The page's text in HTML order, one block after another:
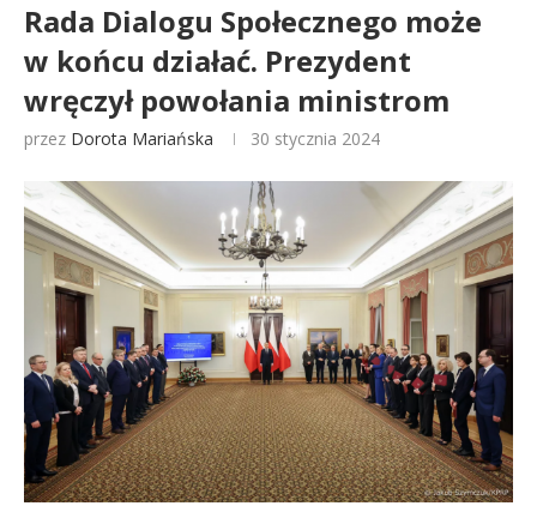
Rada Dialogu Społecznego może
w końcu działać. Prezydent
wręczył powołania ministrom
przez Dorota Mariańska 30 stycznia 2024